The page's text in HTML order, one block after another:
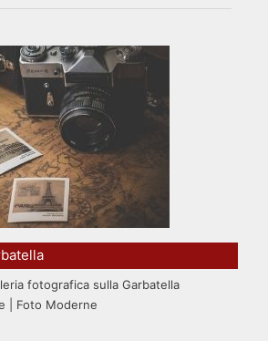
fotografica sulla Garbatella
| Foto Moderne